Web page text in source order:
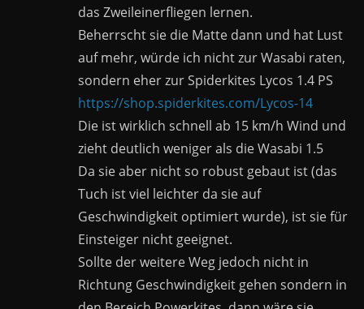
das Zweileinerfliegen lernen.
Beherrscht sie die Matte dann und hat Lust
auf mehr, würde ich nicht zur Wasabi raten,
sondern eher zur Spiderkites Lycos 1.4 PS
https://shop.spiderkites.com/Lycos-14
Die ist wirklich schnell ab 15 km/h Wind und
zieht deutlich weniger als die Wasabi 1.5
Da sie aber nicht so robust gebaut ist (das
Tuch ist viel leichter da sie auf
Geschwindigkeit optimiert wurde), ist sie für
Einsteiger nicht geeignet.
Sollte der weitere Weg jedoch nicht in
Richtung Geschwindigkeit gehen sondern in